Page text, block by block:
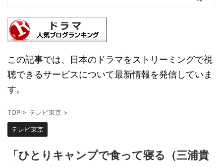
この記事では、日本のドラマをストリーミングで視
聴できるサービスについて最新情報を発信していま
す。
TOP > テレビ東京 >
テレビ東京
「ひとりキャンプで食って寝る（三浦貴